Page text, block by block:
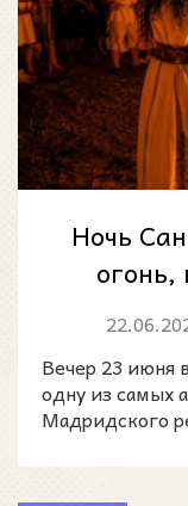
Ночь
огонь,
летнее
Вечер 23 июня
одну из самых
Мадридского
Пинто (Noche de